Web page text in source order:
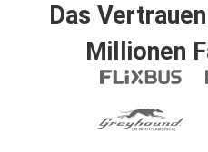
Das
Millionen